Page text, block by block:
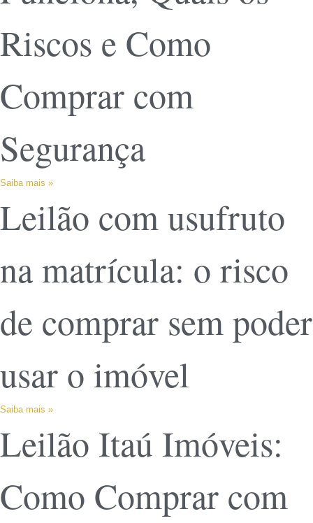
Riscos e Como
Comprar com
Segurança
Saiba mais »
Leilão com usufruto
na matrícula: o risco
de comprar sem poder
usar o imóvel
Saiba mais »
Leilão Itaú Imóveis:
Como Comprar com